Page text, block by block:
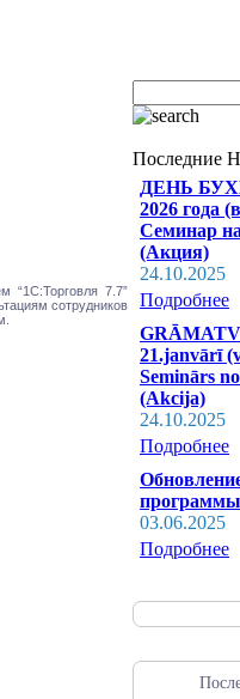
“1С:Торговля 7.7”
сотрудников
Последние
ДЕНЬ
2026 года
Семинар
(Акция)
24.10.2025
Подробнее
21.janvārī
Seminārs
(Akcija)
24.10.2025
Подробнее
03.06.2025
Подробнее